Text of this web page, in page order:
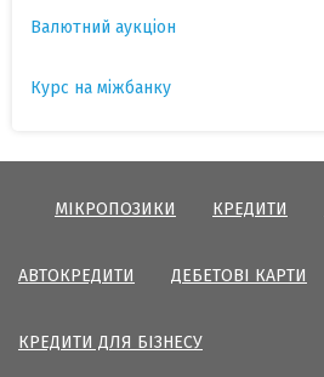
Валютний аукціон
Курс на міжбанку
МІКРОПОЗИКИ КРЕДИТИ
АВТОКРЕДИТИ ДЕБЕТОВІ КАРТИ
КРЕДИТИ ДЛЯ БІЗНЕСУ